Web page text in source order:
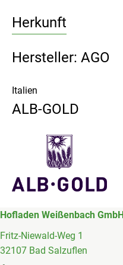
Herkunft
Hersteller: AGO
Italien
ALB-GOLD
Hofladen Weißenbach GmbH
Fritz-Niewald-Weg 1
32107 Bad Salzuflen